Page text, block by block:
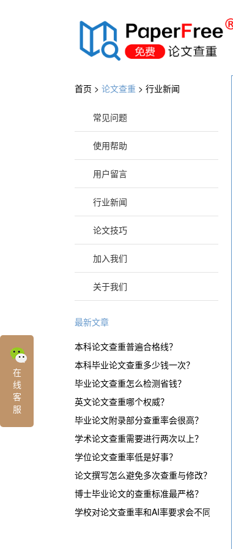
首页 > 论文查重 > 行业新闻
常见问题
使用帮助
用户留言
行业新闻
论文技巧
加入我们
关于我们
最新文章
本科论文查重普遍合格线？
本科毕业论文查重多少钱一次？
毕业论文查重怎么检测省钱？
英文论文查重哪个权威？
毕业论文附录部分查重率会很高？
学术论文查重需要进行两次以上？
学位论文查重率低是好事？
论文撰写怎么避免多次查重与修改？
博士毕业论文的查重标准最严格？
学校对论文查重率和AI率要求会不同？
在
线
客
服